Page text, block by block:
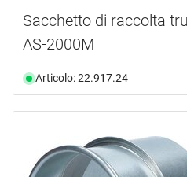
Sacchetto di raccolta
AS-2000M
Articolo: 22.917.24